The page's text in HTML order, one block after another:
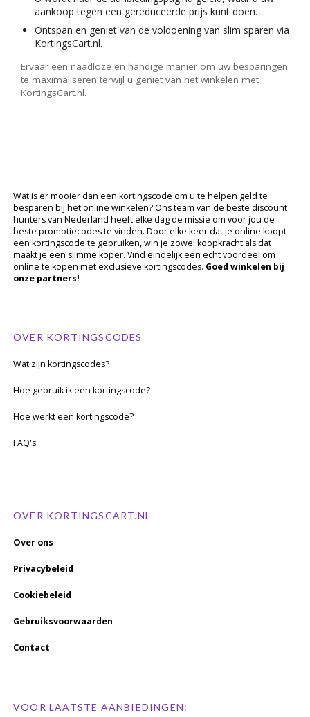
aankoop tegen een gereduceerde prijs kunt doen.
Ontspan en geniet van de voldoening van slim sparen via
KortingsCart.nl.
Ervaar een naadloze en handige manier om uw besparingen
te maximaliseren terwijl u geniet van het winkelen met
KortingsCart.nl.
Wat is er mooier dan een kortingscode om u te helpen geld te
besparen bij het online winkelen? Ons team van de beste discount
hunters van Nederland heeft elke dag de missie om voor jou de
beste promotiecodes te vinden. Door elke keer dat je online koopt
een kortingscode te gebruiken, win je zowel koopkracht als dat
maakt je een slimme koper. Vind eindelijk een echt voordeel om
online te kopen met exclusieve kortingscodes. Goed winkelen bij
onze partners!
OVER KORTINGSCODES
Wat zijn kortingscodes?
Hoe gebruik ik een kortingscode?
Hoe werkt een kortingscode?
FAQ's
OVER KORTINGSCART.NL
Over ons
Privacybeleid
Cookiebeleid
Gebruiksvoorwaarden
Contact
VOOR LAATSTE AANBIEDINGEN: